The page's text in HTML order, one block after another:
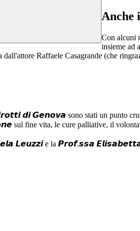
Anche
Con alcuni
insieme ad
Raffaele Casagrande (che
𝙙𝙞 𝙂𝙚𝙣𝙤𝙫𝙖 sono stati un punto
sul fine vita, le cure palliative, il
𝙇𝙚𝙪𝙯𝙯𝙞 e la 𝙋𝙧𝙤𝙛.𝙨𝙨𝙖